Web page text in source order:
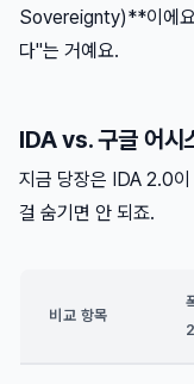
Sovereignty)**이에요
다"는 거예요.
IDA vs. 구글 어시
지금 당장은 IDA 2.0이
걸 숨기면 안 되죠.
비교 항목